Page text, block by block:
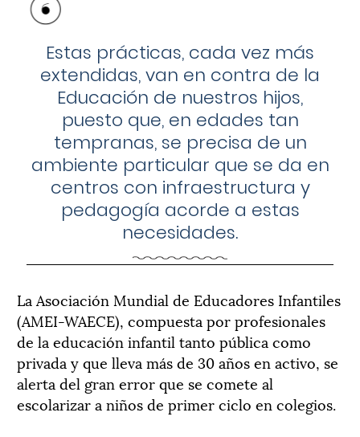
Estas prácticas, cada vez más
extendidas, van en contra de la
Educación de nuestros hijos,
puesto que, en edades tan
tempranas, se precisa de un
ambiente particular que se da en
centros con infraestructura y
pedagogía acorde a estas
necesidades.
La Asociación Mundial de Educadores Infantiles
(AMEI-WAECE), compuesta por profesionales
de la educación infantil tanto pública como
privada y que lleva más de 30 años en activo, se
alerta del gran error que se comete al
escolarizar a niños de primer ciclo en colegios.